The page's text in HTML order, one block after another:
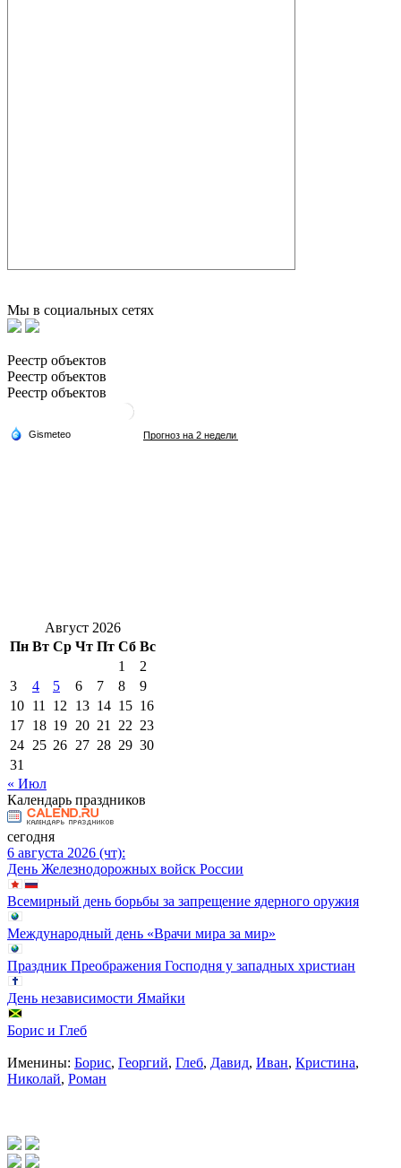
Мы в социальных сетях
Реестр объектов
Реестр объектов
Реестр объектов
Август 2026
Пн Вт Ср Чт Пт Сб Вс
1
2
3
4 5 6 7 8
9
10 11 12 13 14 15 16
17 18 19 20 21 22 23
24 25 26 27 28 29 30
31
« Июл
Календарь праздников
сегодня
6 августа 2026 (чт):
День Железнодорожных войск России
Всемирный день борьбы за запрещение ядерного оружия
Международный день «Врачи мира за мир»
Праздник Преображения Господня у западных христиан
День независимости Ямайки
Борис и Глеб
Именины: Борис, Георгий, Глеб, Давид, Иван, Кристина,
Николай, Роман